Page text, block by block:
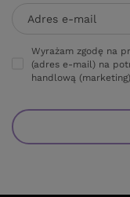
Adres e-mail
Wyrażam zgodę na
(adres e-mail) na
handlową